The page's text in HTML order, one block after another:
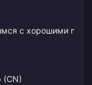
с хорошими г
(CN)